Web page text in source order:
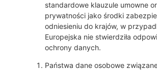
standardowe klauzule umowne
prywatności jako środki
odniesieniu do krajów, w
Europejska nie stwierdziła
ochrony danych.
Państwa dane osobowe